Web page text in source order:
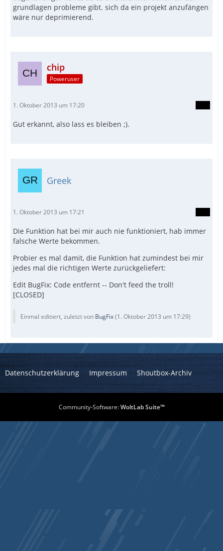
grundlagen probleme gibt. sich da ein projekt anzufängen
wäre nur deprimierend.
chip
Poweruser
1. Oktober 2013 um 17:20
Gut erkannt, also lass es bleiben ;).
Greek
1. Oktober 2013 um 17:21
Die Funktion hat bei mir auch nie funktioniert, hab immer
falsche Werte bekommen.
Probier es mal damit, die Funktion hat zumindest bei mir
jedes mal die richtigen Werte zurückgeliefert:
Edit BugFix: Code entfernt -- Don't feed the troll!
[CLOSED]
Einmal editiert, zuletzt von BugFix(1. Oktober 2013 um 17:29)
Datenschutzerklärung Impressum Shoutbox-Archiv
Community-Software:WoltLab Suite™